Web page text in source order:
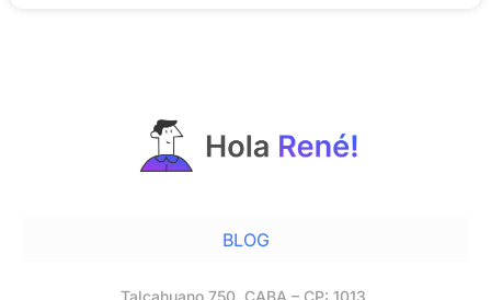
BLOG
Talcahuano 750, CABA – CP: 1013